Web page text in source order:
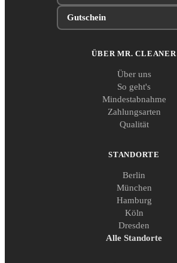
Gutschein
ÜBER MR. CLEANER
Über uns
So geht's
Mindestabnahme
Zahlungsarten
Qualität
STANDORTE
Berlin
München
Hamburg
Köln
Dresden
Alle Standorte